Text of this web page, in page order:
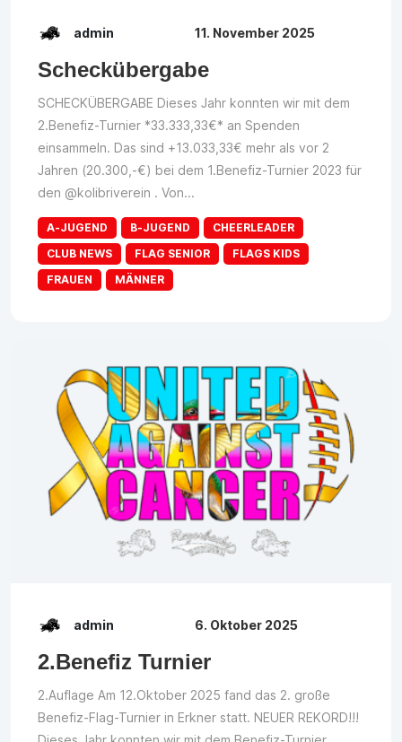
admin 11. November 2025
Scheckübergabe
SCHECKÜBERGABE Dieses Jahr konnten wir mit dem
2.Benefiz-Turnier *33.333,33€* an Spenden
einsammeln. Das sind +13.033,33€ mehr als vor 2
Jahren (20.300,-€) bei dem 1.Benefiz-Turnier 2023 für
den @kolibriverein . Von...
A-JUGEND B-JUGEND
CHEERLEADER
CLUB NEWS
FLAG SENIOR
FLAGS KIDS
FRAUEN
MÄNNER
admin 6. Oktober 2025
2.Benefiz Turnier
2.Auflage Am 12.Oktober 2025 fand das 2. große
Benefiz-Flag-Turnier in Erkner statt. NEUER REKORD!!!